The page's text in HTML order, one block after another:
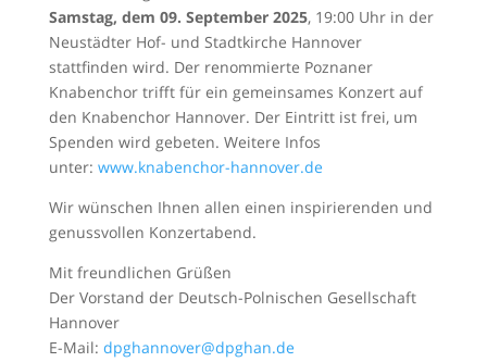
Samstag, dem 09. September 2025, 19:00 Uhr in der
Neustädter Hof- und Stadtkirche Hannover
stattfinden wird. Der renommierte Poznaner
Knabenchor trifft für ein gemeinsames Konzert auf
den Knabenchor Hannover. Der Eintritt ist frei, um
Spenden wird gebeten. Weitere Infos
unter: www.knabenchor-hannover.de
Wir wünschen Ihnen allen einen inspirierenden und
genussvollen Konzertabend.
Mit freundlichen Grüßen
Der Vorstand der Deutsch-Polnischen Gesellschaft
Hannover
E-Mail: dpghannover@dpghan.de